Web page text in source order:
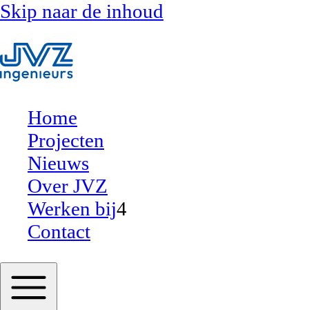
Skip naar de inhoud
Home
Projecten
Nieuws
Over JVZ
Werken bij4
Contact